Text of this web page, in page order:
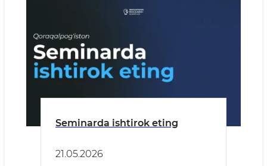
Seminarda ishtirok eting
21.05.2026